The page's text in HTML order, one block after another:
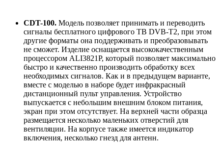
CDT-100. Модель позволяет принимать и переводить
сигналы бесплатного цифрового ТВ DVB-T2, при этом
другие форматы она поддерживать и преобразовывать
не сможет. Изделие оснащается высококачественным
процессором ALI3821P, который позволяет максимально
быстро и качественно производить обработку всех
необходимых сигналов. Как и в предыдущем варианте,
вместе с моделью в наборе будет инфракрасный
дистанционный пульт управления. Устройство
выпускается с небольшим внешним блоком питания,
экран при этом отсутствует. На верхней части образца
размещается несколько маленьких отверстий для
вентиляции. На корпусе также имеется индикатор
включения, несколько гнезд для антенн.